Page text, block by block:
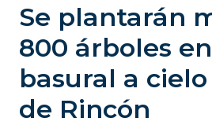
Se plantarán
800 árboles
basural a
de Rincón